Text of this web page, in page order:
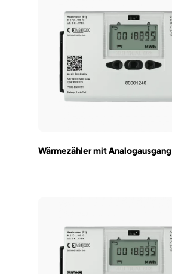
Wärmezähler mit Analogausgang